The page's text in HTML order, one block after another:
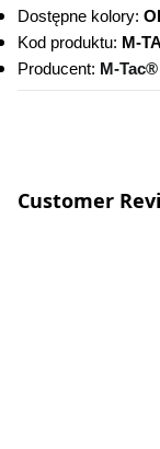
Dostępne kolory:
Kod produktu: M-
Producent: M-Tac®
Customer